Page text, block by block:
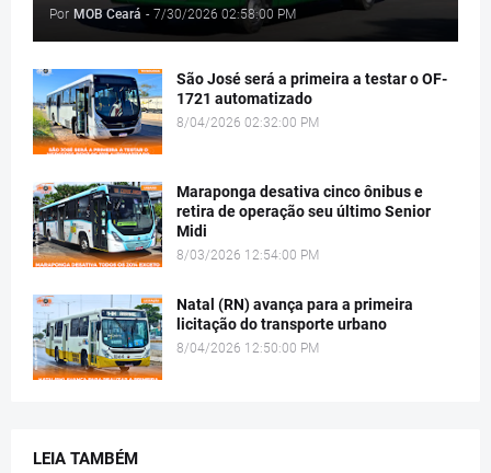
Por MOB Ceará - 7/30/2026 02:58:00 PM
São José será a primeira a testar o OF-
1721 automatizado
8/04/2026 02:32:00 PM
Maraponga desativa cinco ônibus e
retira de operação seu último Senior
Midi
8/03/2026 12:54:00 PM
Natal (RN) avança para a primeira
licitação do transporte urbano
8/04/2026 12:50:00 PM
LEIA TAMBÉM